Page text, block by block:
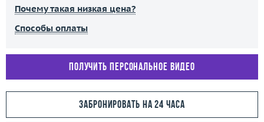
Почему такая низкая цена?
Способы оплаты
Получить персональное видео
Забронировать на 24 часа